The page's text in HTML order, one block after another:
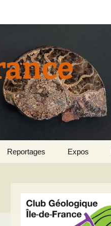
Reportages Expos